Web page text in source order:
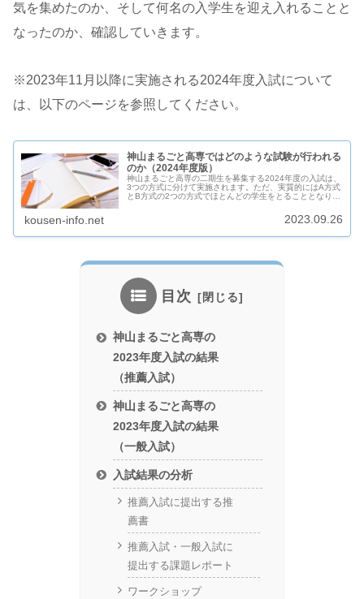
気を集めたのか、そして何名の入学生を迎え入れることと
なったのか、確認していきます。
※2023年11月以降に実施される2024年度入試について
は、以下のページを参照してください。
神山まるごと高専ではどのような試験が行われる
のか（2024年度版）
神山まるごと高専の二期生を募集する2024年度の入試は、
3つの方式に分けて実施されます。ただ、実質的にはA方式
とB方式の2つの方式でほとんどの学生をとることとなりま
kousen-info.net 2023.09.26
目次
神山まるごと高専の
2023年度入試の結果
（推薦入試）
神山まるごと高専の
2023年度入試の結果
（一般入試）
入試結果の分析
推薦入試に提出する推
薦書
推薦入試・一般入試に
提出する課題レポート
ワークショップ